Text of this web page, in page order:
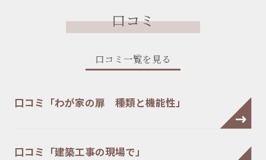
口コミ
口コミ一覧を見る
口コミ「わが家の扉 種類と機能性」
口コミ「建築工事の現場で」